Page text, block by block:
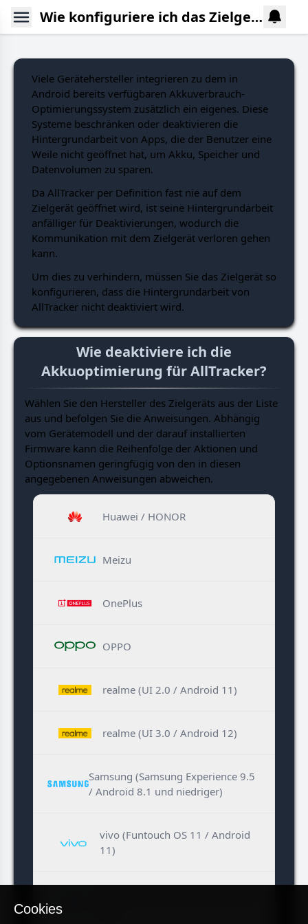
Wie konfiguriere ich das Zielgerät so, dass die Hintergrundarbeit von AllTracker nicht deaktiviert wird?
Viele Gerätehersteller integrieren zu dem in
Android bereits verfügbaren Akkuverbrauch-
Optimierungssystem zusätzlich ein eigenes. Diese
Systeme beschränken oder deaktivieren die
Hintergrundarbeit von Apps, die der Benutzer eine
Weile nicht geöffnet hat, um Akku, Speicher und
Datenvolumen zu sparen.
Da AllTracker per Definition fast nie auf dem
Zielgerät geöffnet wird, ist seine Hintergrundarbeit
anfälliger für Deaktivierungen, wodurch die
Kommunikation mit dem Zielgerät verloren gehen
kann.
Um dies zu verhindern, müssen Sie das Zielgerät so
konfigurieren, dass die Hintergrundarbeit von
AllTracker nicht deaktiviert wird.
Wie deaktiviere ich die
Akkuoptimierung für AllTracker?
Wählen Sie den Hersteller des Zielgeräts aus der Liste
aus und befolgen Sie die Anweisungen. Abhängig
vom Gerätemodell und der darauf installierten
Firmware kann die Reihenfolge der Aktionen und
Optionsnamen geringfügig von den in diesen
angegebenen Anweisungen abweichen.
Huawei / HONOR
Meizu
OnePlus
OPPO
realme (UI 2.0 / Android 11)
realme (UI 3.0 / Android 12)
Samsung (Samsung Experience 9.5
/ Android 8.1 und niedriger)
vivo (Funtouch OS 11 / Android
11)
Cookies